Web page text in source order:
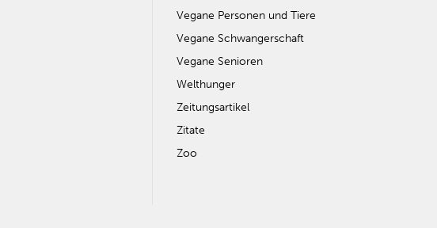
Vegane Personen und Tiere
Vegane Schwangerschaft
Vegane Senioren
Welthunger
Zeitungsartikel
Zitate
Zoo